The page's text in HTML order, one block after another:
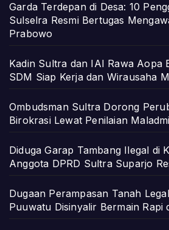
Garda Terdepan di Desa: 10
Sulselra Resmi Bertugas
Prabowo
Kadin Sultra dan IAI Rawa Aopa
SDM Siap Kerja dan Wirausaha
Ombudsman Sultra Dorong
Birokrasi Lewat Penilaian
Diduga Garap Tambang Ilegal di
Anggota DPRD Sultra Suparjo
Dugaan Perampasan Tanah
Puuwatu Disinyalir Bermain Rapi